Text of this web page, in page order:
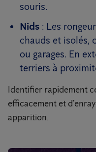
souris.
Nids : Les
chauds et isolés,
ou garages. En
terriers à
Identifier rapidement
efficacement et
apparition.